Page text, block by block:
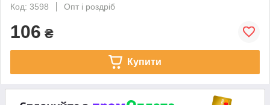
Код: 3598
Опт і роздріб
106 ₴
Купити